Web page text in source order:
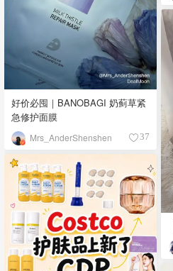
好价必囤｜BANOBAGI 奶蓟草紧
急修护面膜
Mrs_AnderShenshen 37